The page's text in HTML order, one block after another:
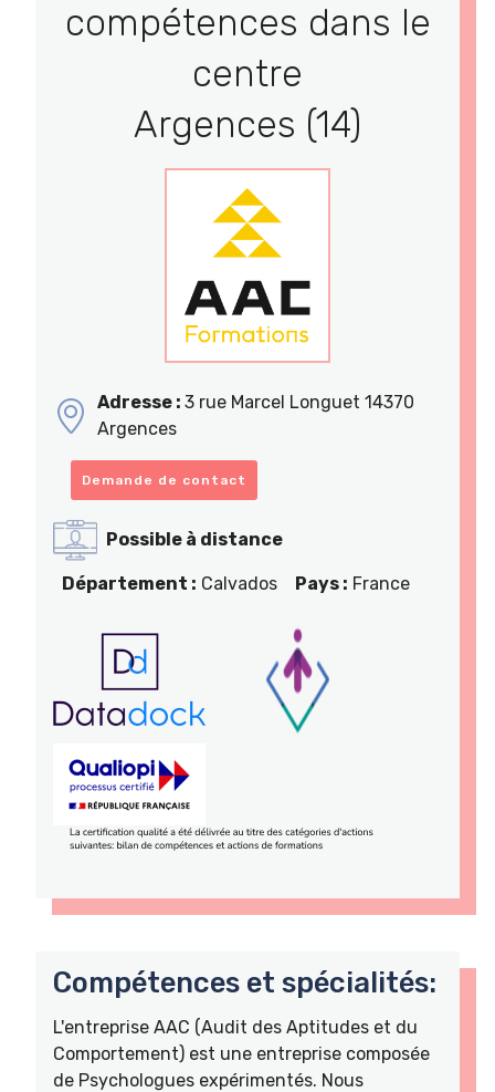
compétences dans le
centre
Argences (14)
Adresse : 3 rue Marcel Longuet 14370
Argences
Demande de contact
Possible à distance
Département : Calvados Pays : France
Compétences et spécialités:
L'entreprise AAC (Audit des Aptitudes et du
Comportement) est une entreprise composée
de Psychologues expérimentés. Nous